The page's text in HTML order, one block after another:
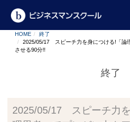
HOME
終了
2025/05/17 スピーチ力を身につける!「論
させる90分!!
終了
2025/05/17 スピーチ力